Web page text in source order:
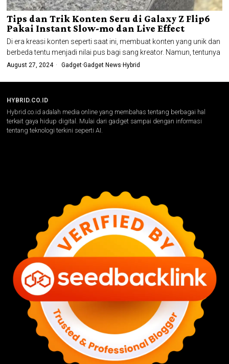
Tips dan Trik Konten Seru di Galaxy Z Flip6
Pakai Instant Slow-mo dan Live Effect
Di era kreasi konten seperti saat ini, membuat konten yang unik dan
berbeda tentu menjadi nilai pus bagi sang kreator. Namun, tentunya
August 27, 2024 Gadget·Gadget News· Hybrid
HYBRID.CO.ID
Hybrid.co.id adalah media online yang membahas tentang berbagai hal
terkait gaya hidup digital. Mulai dari gadget sampai dengan informasi
tentang teknologi terkini seperti AI.